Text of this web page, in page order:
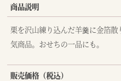
商品説明
栗を沢山練り込んだ羊羹に金箔
気商品。おせちの一品にも。
販売価格（税込）